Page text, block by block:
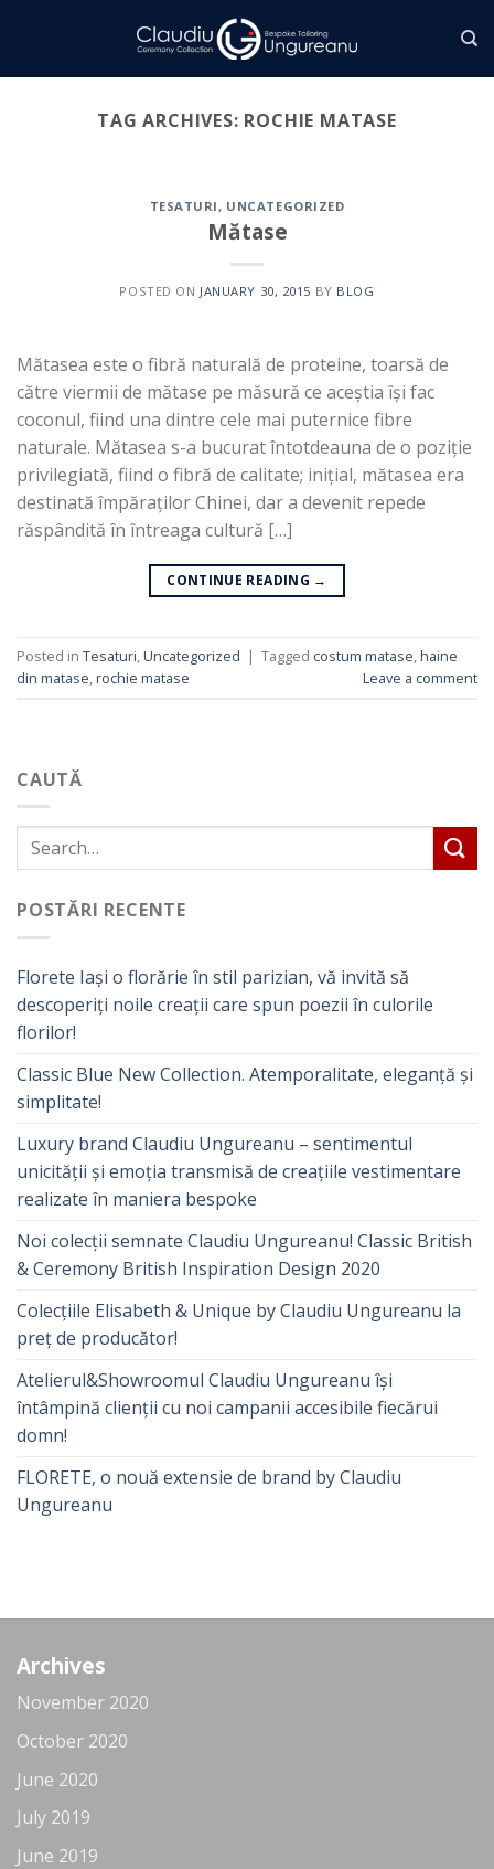
TAG ARCHIVES: ROCHIE MATASE
CAUTĂ
POSTĂRI RECENTE
Florete Iași o florărie în stil parizian, vă invită să
descoperiți noile creații care spun poezii în culorile
florilor!
Classic Blue New Collection. Atemporalitate, eleganță și
simplitate!
Luxury brand Claudiu Ungureanu – sentimentul
unicității și emoția transmisă de creațiile vestimentare
realizate în maniera bespoke
Noi colecții semnate Claudiu Ungureanu! Classic British
& Ceremony British Inspiration Design 2020
Colecțiile Elisabeth & Unique by Claudiu Ungureanu la
preț de producător!
Atelierul&Showroomul Claudiu Ungureanu își
întâmpină clienții cu noi campanii accesibile fiecărui
domn!
FLORETE, o nouă extensie de brand by Claudiu
Ungureanu
TESATURI, UNCATEGORIZED
Mătase
POSTED ON JANUARY 30, 2015 BY BLOG
Mătasea este o fibră naturală de proteine, toarsă de
către viermii de mătase pe măsură ce aceștia își fac
coconul, fiind una dintre cele mai puternice fibre
naturale. Mătasea s-a bucurat întotdeauna de o poziție
privilegiată, fiind o fibră de calitate; inițial, mătasea era
destinată împăraților Chinei, dar a devenit repede
răspândită în întreaga cultură […]
CONTINUE READING →
Posted in Tesaturi,Uncategorized | Tagged costum matase,haine
din matase,rochie matase Leave a comment
Archives
November 2020
October 2020
June 2020
July 2019
June 2019